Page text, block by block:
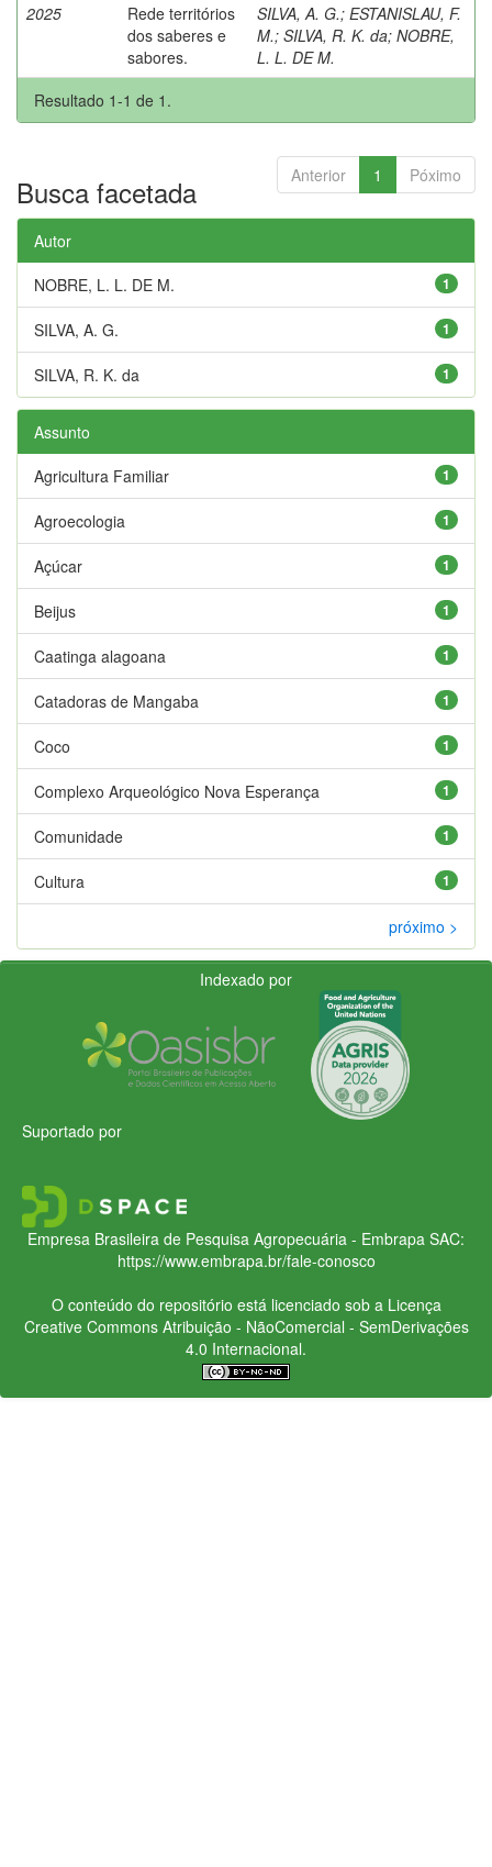
2025
Rede territórios
dos saberes e
sabores.
SILVA, A. G.; ESTANISLAU, F.
M.; SILVA, R. K. da; NOBRE,
L. L. DE M.
Resultado 1-1 de 1.
Anterior 1 Póximo
Busca facetada
Autor
1
NOBRE, L. L. DE M.
1
SILVA, A. G.
1
SILVA, R. K. da
Assunto
1
Agricultura Familiar
1
Agroecologia
1
Açúcar
1
Beijus
1
Caatinga alagoana
1
Catadoras de Mangaba
1
Coco
1
Complexo Arqueológico Nova Esperança
1
Comunidade
1
Cultura
próximo >
Indexado por
Suportado por
Empresa Brasileira de Pesquisa Agropecuária - Embrapa SAC:
https://www.embrapa.br/fale-conosco
O conteúdo do repositório está licenciado sob a Licença
Creative CommonsAtribuição - NãoComercial - SemDerivações
4.0 Internacional.